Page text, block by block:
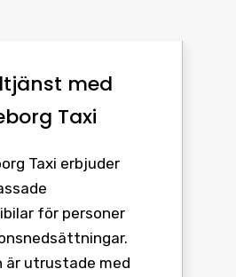
med
Taxi
Taxi erbjuder
för personer
är utrustade med